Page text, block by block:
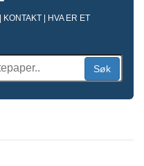
KONTAKT
HVA ER ET
Søk